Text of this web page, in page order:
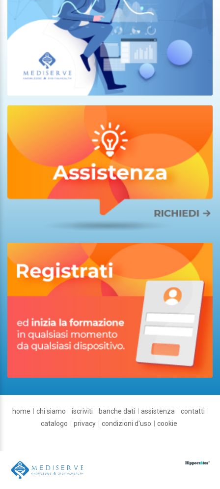
home chi siamo iscriviti banche dati assistenza
contatti
catalogo
privacy condizioni d'uso cookie